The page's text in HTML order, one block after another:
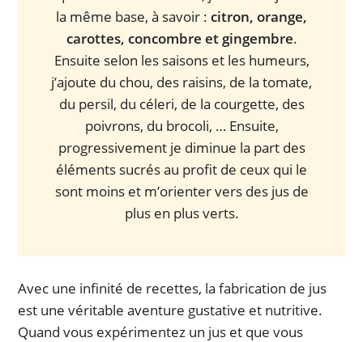
la même base, à savoir : citron, orange,
carottes, concombre et gingembre.
Ensuite selon les saisons et les humeurs,
j’ajoute du chou, des raisins, de la tomate,
du persil, du céleri, de la courgette, des
poivrons, du brocoli, … Ensuite,
progressivement je diminue la part des
éléments sucrés au profit de ceux qui le
sont moins et m’orienter vers des jus de
plus en plus verts.
Avec une infinité de recettes, la fabrication de jus
est une véritable aventure gustative et nutritive.
Quand vous expérimentez un jus et que vous